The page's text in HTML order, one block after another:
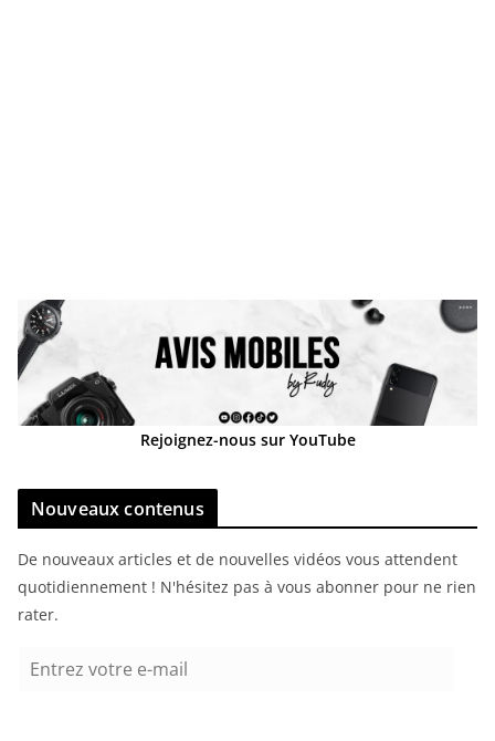
Rejoignez-nous sur YouTube
Nouveaux contenus
De nouveaux articles et de nouvelles vidéos vous attendent
quotidiennement ! N'hésitez pas à vous abonner pour ne rien
rater.